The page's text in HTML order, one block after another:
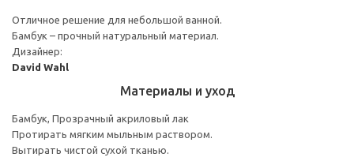
Отличное решение для небольшой ванной.
Бамбук – прочный натуральный материал.
Дизайнер:
David Wahl
Материалы и уход
Бамбук, Прозрачный акриловый лак
Протирать мягким мыльным раствором.
Вытирать чистой сухой тканью.